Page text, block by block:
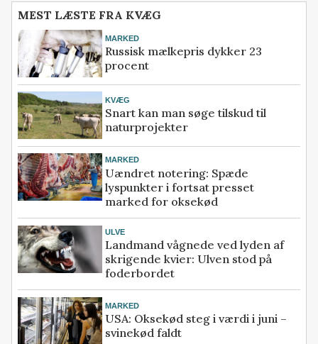
MEST LÆSTE FRA KVÆG
MARKED
Russisk mælkepris dykker 23
procent
KVÆG
Snart kan man søge tilskud til
naturprojekter
MARKED
Uændret notering: Spæde
lyspunkter i fortsat presset
marked for oksekød
ULVE
Landmand vågnede ved lyden af
skrigende kvier: Ulven stod på
foderbordet
MARKED
USA: Oksekød steg i værdi i juni –
svinekød faldt